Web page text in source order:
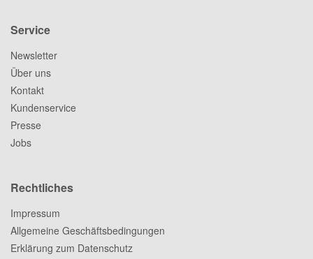
Service
Newsletter
Über uns
Kontakt
Kundenservice
Presse
Jobs
Rechtliches
Impressum
Allgemeine Geschäftsbedingungen
Erklärung zum Datenschutz